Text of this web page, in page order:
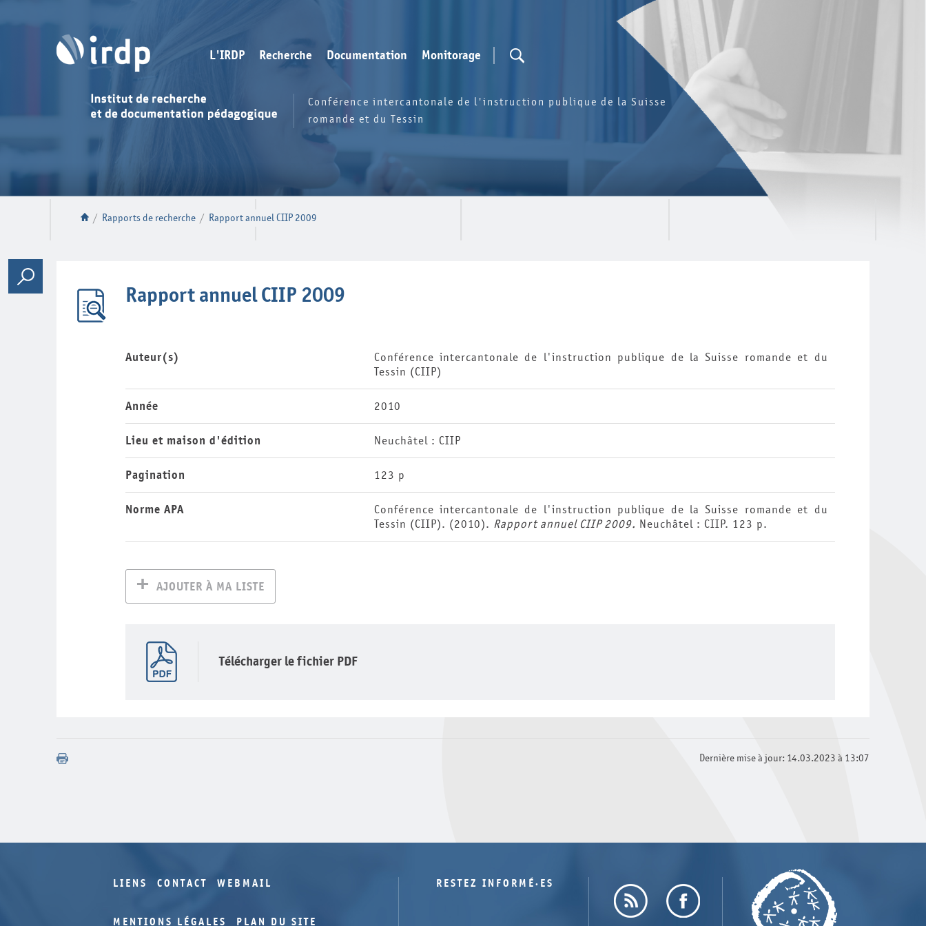
L'IRDP Recherche Documentation Monitorage
Conférence intercantonale de l'instruction publique de la Suisse
romande et du Tessin
/ Rapports de recherche / Rapport annuel CIIP 2009
Rapport annuel CIIP 2009
Auteur(s)
Conférence intercantonale de l'instruction publique de la Suisse romande et du
Tessin (CIIP)
Année 2010
Lieu et maison d'édition Neuchâtel : CIIP
Pagination 123 p
Norme APA
Conférence intercantonale de l'instruction publique de la Suisse romande et du
Tessin (CIIP). (2010). Rapport annuel CIIP 2009. Neuchâtel : CIIP. 123 p.
AJOUTER À MA LISTE
Télécharger le fichier PDF
Dernière mise à jour: 14.03.2023 à 13:07
LIENS CONTACT WEBMAIL
MENTIONS LÉGALES PLAN DU SITE
RESTEZ INFORMÉ·ES